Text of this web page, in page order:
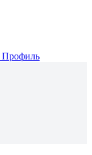
Профиль